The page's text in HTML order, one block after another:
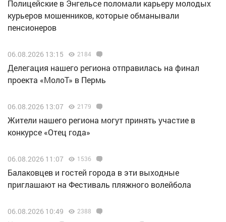
Полицейские в Энгельсе поломали карьеру молодых
курьеров мошенников, которые обманывали
пенсионеров
06.08.2026 13:15 2184
Делегация нашего региона отправилась на финал
проекта «МолоТ» в Пермь
06.08.2026 13:07 2179
Жители нашего региона могут принять участие в
конкурсе «Отец года»
06.08.2026 11:07 1536
Балаковцев и гостей города в эти выходные
приглашают на Фестиваль пляжного волейбола
06.08.2026 10:49 2388